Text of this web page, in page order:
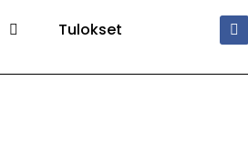
Tulokset